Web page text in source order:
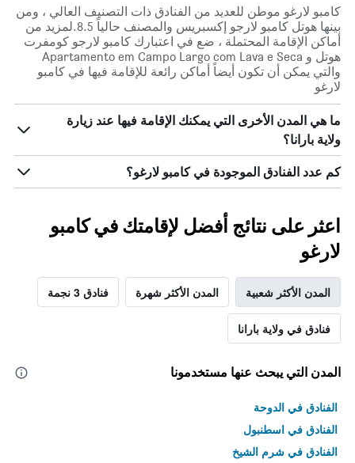
كامبو لارغو موطن للعديد من الفنادق ذات التصنيف العالي ، ومن
بينها هوتل كامبو لارجو إكسبريس والمصنف حالياً 8.5.لمزيد من
أماكن الإقامة المحتملة ، ضع في اعتبارك كامبو لارجو كومفرت
هوتل و Apartamento em Campo Largo com Lava e Seca
والتي يمكن أن تكون أيضاً أماكن رائعة للإقامة فيها في كامبو
لارغو
ما هي المدن الأخرى التي يمكنك الإقامة فيها عند زيارة
ولاية بارانا؟
كم عدد الفنادق الموجودة في كامبو لارغو؟
اعثر على نتائج أفضل لإقامتك في كامبو
لارغو
المدن الأكثر شعبية المدن الأكثر شهرة فنادق 3 نجمة
فنادق في ولاية بارانا
المدن التي يبحث عنها مستخدمونا
الفنادق في الدوحة
الفنادق في اسطنبول
الفنادق في شرم الشيخ